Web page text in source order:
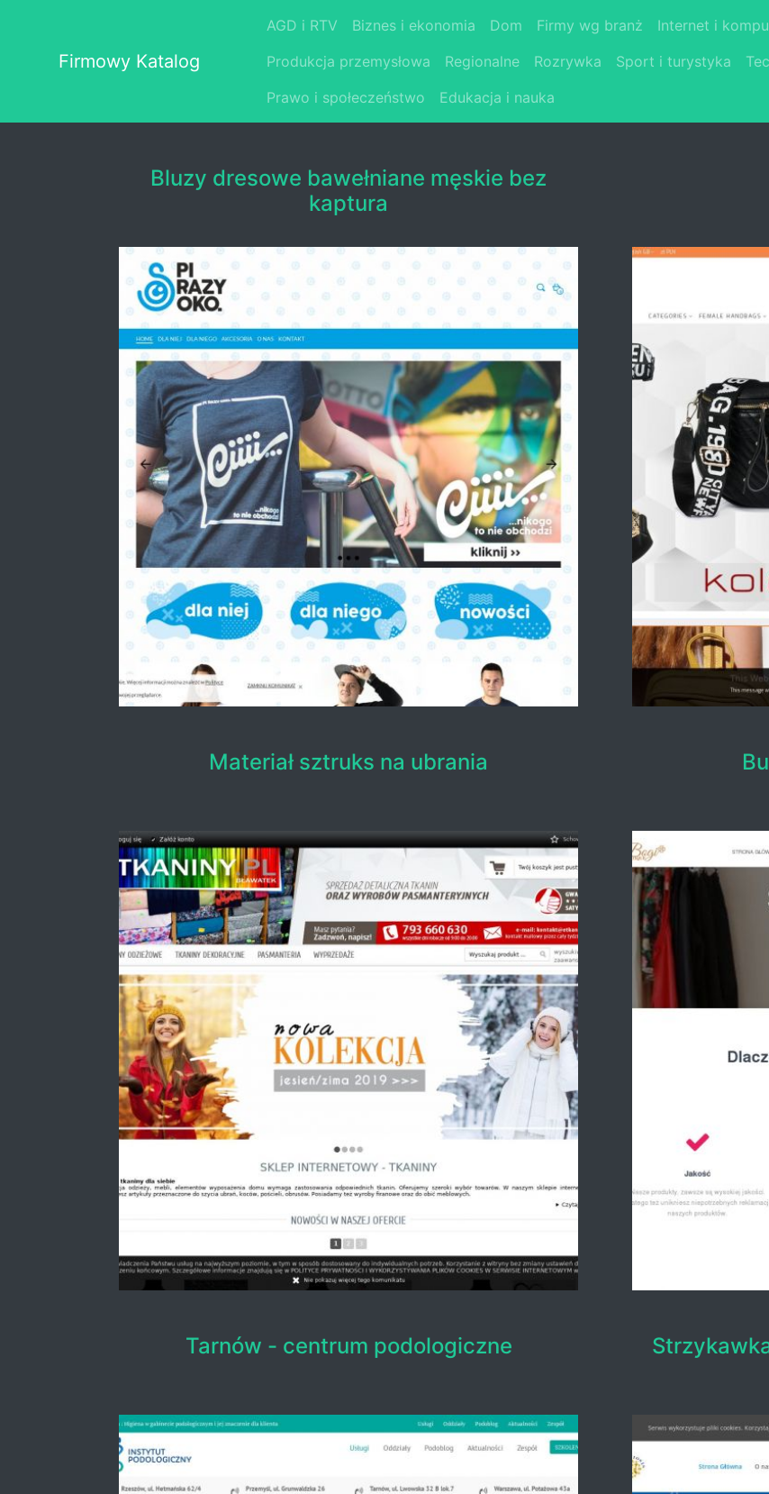
Firmowy Katalog
AGD i RTV Biznes i ekonomia Dom Firmy wg branż Internet i
Produkcja przemysłowa
Regionalne Rozrywka Sport i turystyka
Prawo i społeczeństwo
Edukacja i nauka
Bluzy dresowe bawełniane męskie bez
kaptura
Materiał sztruks na ubrania
Tarnów - centrum podologiczne